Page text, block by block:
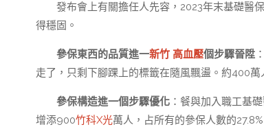
發布會上有關擔任人先容，2023年末基礎醫
得穩固。
參保東西的品質進一新竹 高血壓個步驟晉陞
走了，只剩下腳踝上的標籤在隨風飄盪。約400萬
參保構造進一個步驟優化 ：餐與加入職工基
增添900竹科X光萬人，占所有的參保人數的27.8%